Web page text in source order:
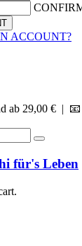
ACCOUNT?
ab 29,00 € | 📧